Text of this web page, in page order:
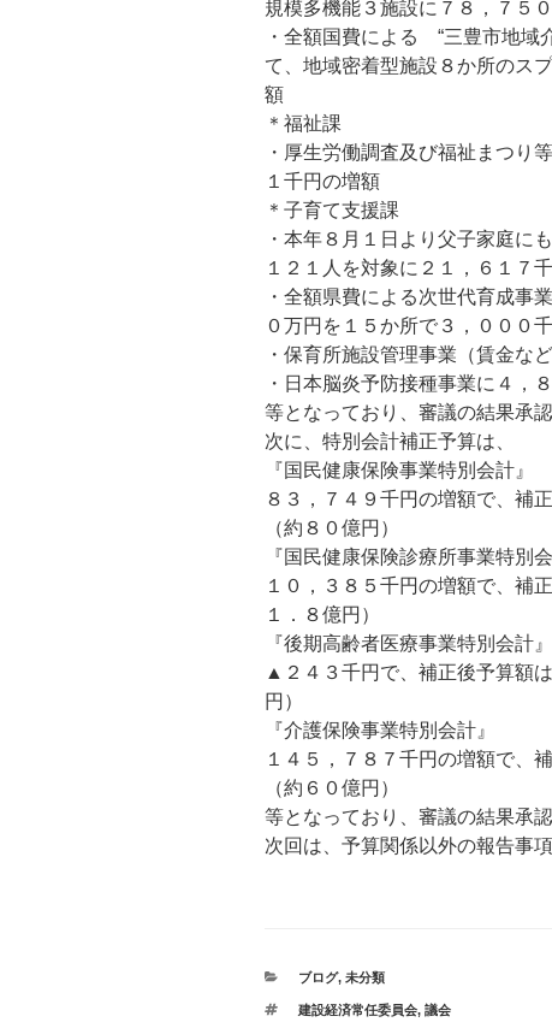
規模多機能３施設に７８，７５
・全額国費による “三豊市地
て、地域密着型施設８か所のス
額
＊福祉課
・厚生労働調査及び福祉まつり
１千円の増額
＊子育て支援課
・本年８月１日より父子家庭に
１２１人を対象に２１，６１７
・全額県費による次世代育成事
０万円を１５か所で３，０００
・保育所施設管理事業（賃金な
・日本脳炎予防接種事業に４，
等となっており、審議の結果承
次に、特別会計補正予算は、
『国民健康保険事業特別会計』
８３，７４９千円の増額で、補
（約８０億円）
『国民健康保険診療所事業特別会
１０，３８５千円の増額で、補
１．８億円）
『後期高齢者医療事業特別会計』
▲２４３千円で、補正後予算額
円）
『介護保険事業特別会計』
１４５，７８７千円の増額で、
（約６０億円）
等となっており、審議の結果承
次回は、予算関係以外の報告事
カ
ゴ
ブログ, 未分類
タ
建設経済常任委員会, 議会